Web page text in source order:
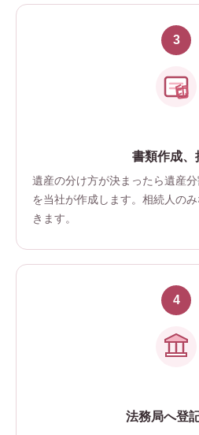
印
書類作成、
遺産の分け方が決まったら遺産
を当社が作成します。相続人の
きます。
法務局へ登